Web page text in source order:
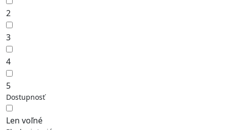
2
3
4
5
Dostupnosť
Len voľné